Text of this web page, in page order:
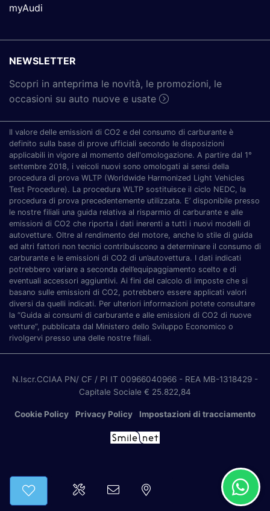
myAudi
NEWSLETTER
Scopri in anteprima le novità, le promozioni, le
occasioni su auto nuove e usate
Il valore delle emissioni di CO2 e del consumo di carburante è
definito sulla base di prove ufficiali secondo le disposizioni
applicabili in vigore al momento dell'omologazione. A partire dal 1°
settembre 2018, i veicoli nuovi sono omologati ai sensi della
procedura di prova WLTP (Worldwide Harmonized Light Vehicles
Test Procedure). La procedura WLTP sostituisce il ciclo NEDC, la
procedura di prova precedentemente utilizzata. E’ disponibile presso
le nostre filiali una guida relativa al risparmio di carburante e alle
emissioni di CO2 che riporta i dati inerenti a tutti i nuovi modelli di
autovetture. Oltre al rendimento del motore, anche lo stile di guida
ed altri fattori non tecnici contribuiscono a determinare il consumo di
carburante e le emissioni di CO2 di un’autovettura. I dati indicati
potrebbero variare a seconda dell’equipaggiamento scelto e di
eventuali accessori aggiuntivi. Ai fini del calcolo di imposte che si
basano sulle emissioni di CO2, potrebbero essere applicati valori
diversi da quelli indicati. Per ulteriori informazioni potete consultare
la “Guida ai consumi di carburante e alle emissioni di CO2 di nuove
vetture”, pubblicata dal Ministero dello Sviluppo Economico o
rivolgervi presso una delle nostre filiali.
N.Iscr.CCIAA PN/ CF / PI IT 00966040966 - REA MB-1318429 -
Capitale Sociale € 25.822,84
Cookie Policy Privacy Policy Impostazioni di tracciamento